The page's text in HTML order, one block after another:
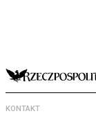
KONTAKT